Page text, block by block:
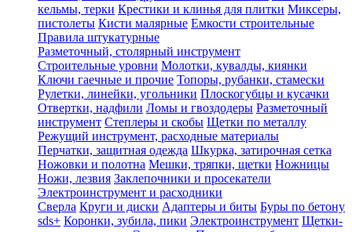
кельмы, терки Крестики и клинья для плитки Миксеры,
пистолеты Кисти малярные Емкости строительные
Правила штукатурные
Разметочный, столярный инструмент
Строительные уровни Молотки, кувалды, киянки
Ключи гаечные и прочие Топоры, рубанки, стамески
Рулетки, линейки, угольники Плоскогубцы и кусачки
Отвертки, надфили Ломы и гвоздодеры Разметочный
инструмент Степлеры и скобы Щетки по металлу
Режущий инструмент, расходные материалы
Перчатки, защитная одежда Шкурка, затирочная сетка
Ножовки и полотна Мешки, тряпки, щетки Ножницы
Ножи, лезвия Заклепочники и просекатели
Электроинструмент и расходники
Сверла Круги и диски Адаптеры и биты Буры по бетону
sds+ Коронки, зубила, пики Электроинструмент Щетки-